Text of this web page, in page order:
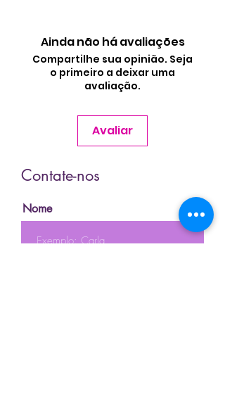
Ainda não há avaliações
Compartilhe sua opinião. Seja
o primeiro a deixar uma
avaliação.
Avaliar
Contate-nos
Nome